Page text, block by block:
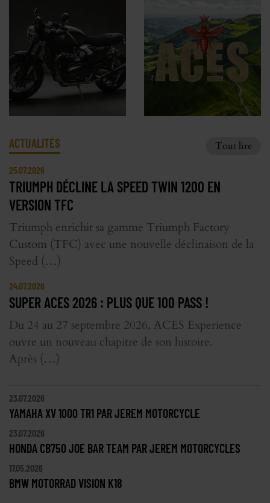
ACTUALITÉS Tout lire
25.07.2026
TRIUMPH DÉCLINE LA SPEED TWIN 1200 EN
VERSION TFC
Triumph enrichit sa gamme Triumph Factory
Custom (TFC) avec une nouvelle déclinaison de la
Speed (…)
24.07.2026
SUPER ACES 2026 : PLUS QUE 100 PASS !
Du 24 au 27 septembre 2026, ACES Experience
ouvre un nouveau chapitre de son histoire.
Après (…)
23.07.2026
YAMAHA XV 1000 TR1 PAR JEREM MOTORCYCLE
23.07.2026
HONDA CB750 JOE BAR TEAM PAR JEREM MOTORCYCLES
17.05.2026
BMW MOTORRAD VISION K18